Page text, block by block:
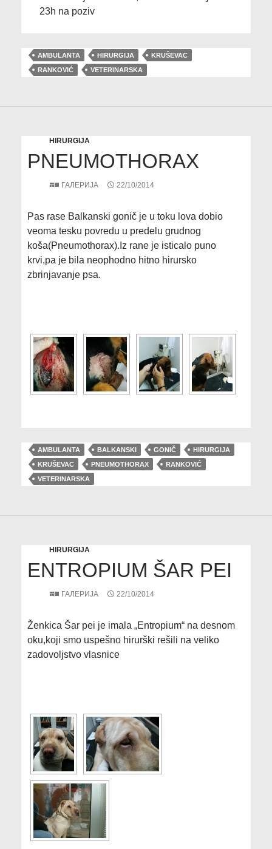
23h na poziv
AMBULANTA HIRURGIJA
KRUŠEVAC
RANKOVIĆ
VETERINARSKA
HIRURGIJA
PNEUMOTHORAX
ГАЛЕРИЈА 22/10/2014
Pas rase Balkanski gonič je u toku lova dobio
veoma tesku povredu u predelu grudnog
koša(Pneumothorax).Iz rane je isticalo puno
krvi,pa je bila neophodno hitno hirursko
zbrinjavanje psa.
AMBULANTA BALKANSKI GONIČ
HIRURGIJA
KRUŠEVAC
PNEUMOTHORAX
RANKOVIĆ
VETERINARSKA
HIRURGIJA
ENTROPIUM ŠAR PEI
ГАЛЕРИЈА 22/10/2014
Ženkica Šar pei je imala „Entropium“ na desnom
oku,koji smo uspešno hirurški rešili na veliko
zadovoljstvo vlasnice